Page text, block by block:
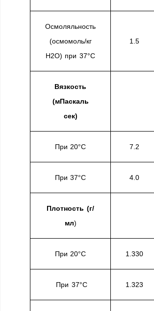
Осмоляльность
(осмомоль/кг
H2O) при 37°C
1.5
Вязкость
(мПаскаль
сек)
При 20°С 7.2
При 37°C 4.0
Плотность (г/
мл)
При 20°С 1.330
При 37°C 1.323